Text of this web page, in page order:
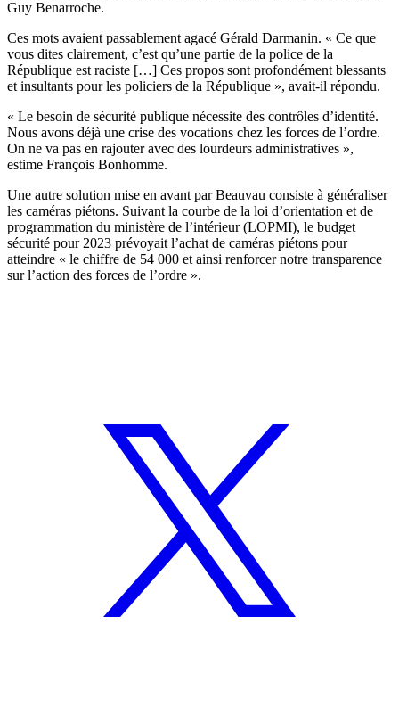
Guy Benarroche.
Ces mots avaient passablement agacé Gérald Darmanin. « Ce que
vous dites clairement, c’est qu’une partie de la police de la
République est raciste […] Ces propos sont profondément blessants
et insultants pour les policiers de la République », avait-il répondu.
« Le besoin de sécurité publique nécessite des contrôles d’identité.
Nous avons déjà une crise des vocations chez les forces de l’ordre.
On ne va pas en rajouter avec des lourdeurs administratives »,
estime François Bonhomme.
Une autre solution mise en avant par Beauvau consiste à généraliser
les caméras piétons. Suivant la courbe de la loi d’orientation et de
programmation du ministère de l’intérieur (LOPMI), le budget
sécurité pour 2023 prévoyait l’achat de caméras piétons pour
atteindre « le chiffre de 54 000 et ainsi renforcer notre transparence
sur l’action des forces de l’ordre ».